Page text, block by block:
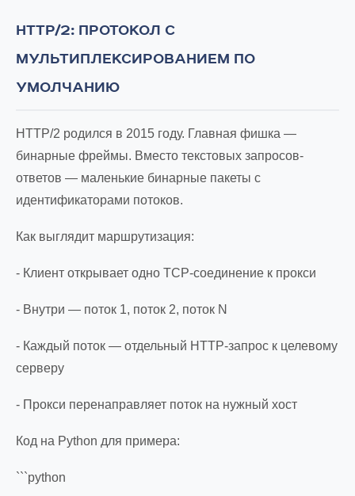
HTTP/2: ПРОТОКОЛ С
МУЛЬТИПЛЕКСИРОВАНИЕМ ПО
УМОЛЧАНИЮ
HTTP/2 родился в 2015 году. Главная фишка —
бинарные фреймы. Вместо текстовых запросов-
ответов — маленькие бинарные пакеты с
идентификаторами потоков.
Как выглядит маршрутизация:
- Клиент открывает одно TCP-соединение к прокси
- Внутри — поток 1, поток 2, поток N
- Каждый поток — отдельный HTTP-запрос к целевому
серверу
- Прокси перенаправляет поток на нужный хост
Код на Python для примера:
```python